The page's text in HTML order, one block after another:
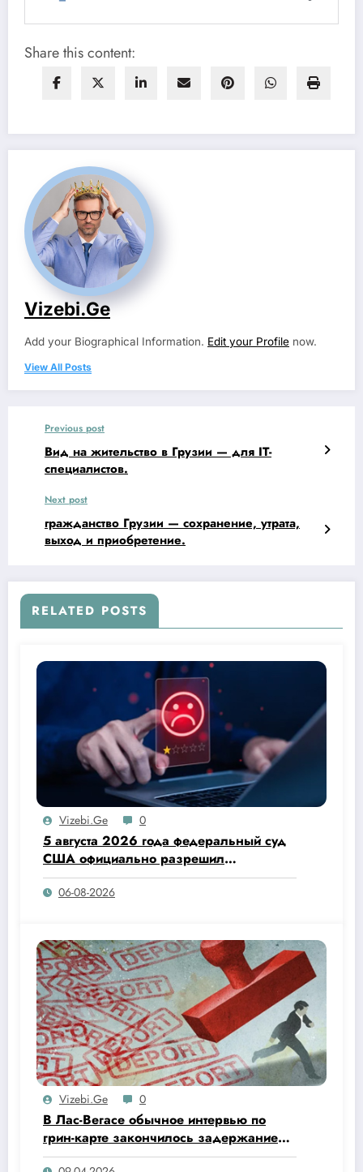
Share this content:
Vizebi.ge
Add your Biographical Information. Edit your Profile now.
View All Posts
Previous post
Вид на жительство в Грузии — для IT-
специалистов.
Next post
гражданство Грузии — сохранение, утрата,
выход и приобретение.
RELATED POSTS
Vizebi.ge 0
5 августа 2026 года федеральный суд
США официально разрешил
администрации Дональда Трампа
прекратить действие программы
06-08-2026
Vizebi.ge 0
В Лас-Вегасе обычное интервью по
грин-карте закончилось задержанием
и депортацией.